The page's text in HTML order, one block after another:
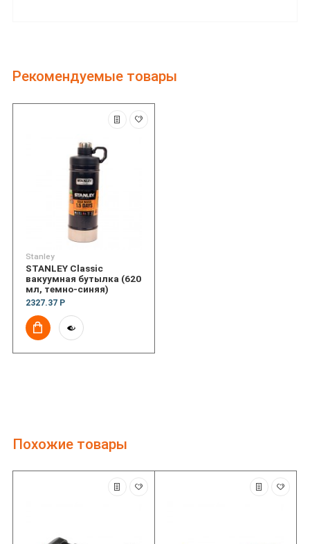
Рекомендуемые товары
Stanley
STANLEY Classic
вакуумная бутылка (620
мл, темно-синяя)
2327.37 Р
Похожие товары